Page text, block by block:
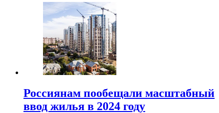
Россиянам пообещали масштабный
ввод жилья в 2024 году